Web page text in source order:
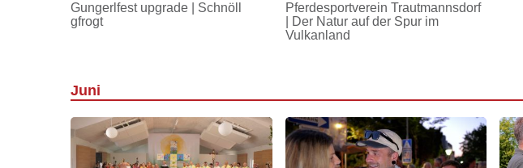
Gungerlfest upgrade | Schnöll
gfrogt
Pferdesportverein Trautmannsdorf
| Der Natur auf der Spur im
Vulkanland
Juni